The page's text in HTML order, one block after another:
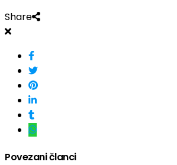
Share
Povezani članci